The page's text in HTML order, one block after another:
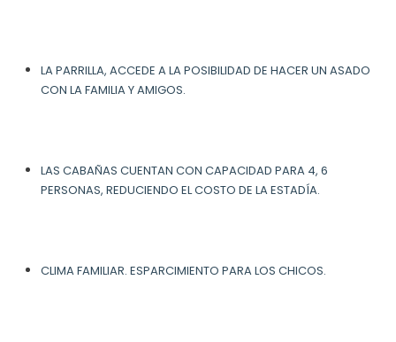
LA PARRILLA, ACCEDE A LA POSIBILIDAD DE HACER UN ASADO
CON LA FAMILIA Y AMIGOS.
LAS CABAÑAS CUENTAN CON CAPACIDAD PARA 4, 6
PERSONAS, REDUCIENDO EL COSTO DE LA ESTADÍA.
CLIMA FAMILIAR. ESPARCIMIENTO PARA LOS CHICOS.